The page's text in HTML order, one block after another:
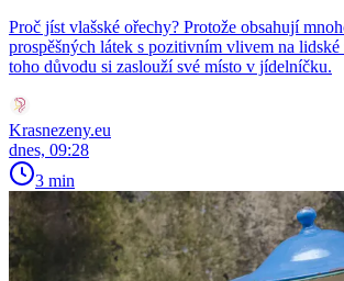
Proč jíst vlašské ořechy? Protože obsahují
prospěšných látek s pozitivním vlivem na
toho důvodu si zaslouží své místo v jídelníčku.
Krasnezeny.eu
dnes, 09:28
3 min